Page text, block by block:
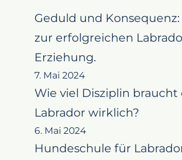
Geduld und Konsequenz:
zur erfolgreichen
Erziehung.
7. Mai 2024
Wie viel Disziplin braucht
Labrador wirklich?
6. Mai 2024
Hundeschule für